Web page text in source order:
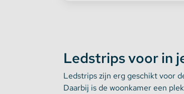
Ledstrips voor in
Ledstrips zijn erg geschikt voor
Daarbij is de woonkamer een